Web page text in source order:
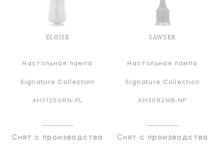
ELOISE
Настольная лампа
Signature Collection
AH3125GRN-PL
Снят с производства
SAWYER
Настольная лампа
Signature Collection
AH3082MB-NP
Снят с производства